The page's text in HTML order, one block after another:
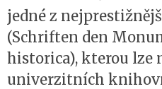
jedné z
(Schriften den
historica), kterou lze
univerzitních